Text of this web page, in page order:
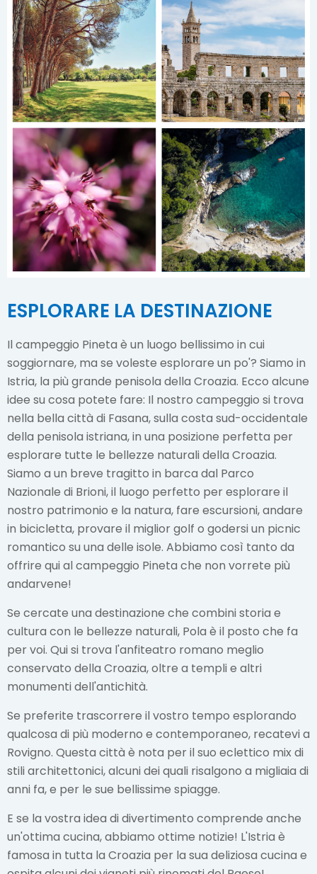
ESPLORARE LA DESTINAZIONE
Il campeggio Pineta è un luogo bellissimo in cui
soggiornare, ma se voleste esplorare un po'? Siamo in
Istria, la più grande penisola della Croazia. Ecco alcune
idee su cosa potete fare: Il nostro campeggio si trova
nella bella città di Fasana, sulla costa sud-occidentale
della penisola istriana, in una posizione perfetta per
esplorare tutte le bellezze naturali della Croazia.
Siamo a un breve tragitto in barca dal Parco
Nazionale di Brioni, il luogo perfetto per esplorare il
nostro patrimonio e la natura, fare escursioni, andare
in bicicletta, provare il miglior golf o godersi un picnic
romantico su una delle isole. Abbiamo così tanto da
offrire qui al campeggio Pineta che non vorrete più
andarvene!
Se cercate una destinazione che combini storia e
cultura con le bellezze naturali, Pola è il posto che fa
per voi. Qui si trova l'anfiteatro romano meglio
conservato della Croazia, oltre a templi e altri
monumenti dell'antichità.
Se preferite trascorrere il vostro tempo esplorando
qualcosa di più moderno e contemporaneo, recatevi a
Rovigno. Questa città è nota per il suo eclettico mix di
stili architettonici, alcuni dei quali risalgono a migliaia di
anni fa, e per le sue bellissime spiagge.
E se la vostra idea di divertimento comprende anche
un'ottima cucina, abbiamo ottime notizie! L'Istria è
famosa in tutta la Croazia per la sua deliziosa cucina e